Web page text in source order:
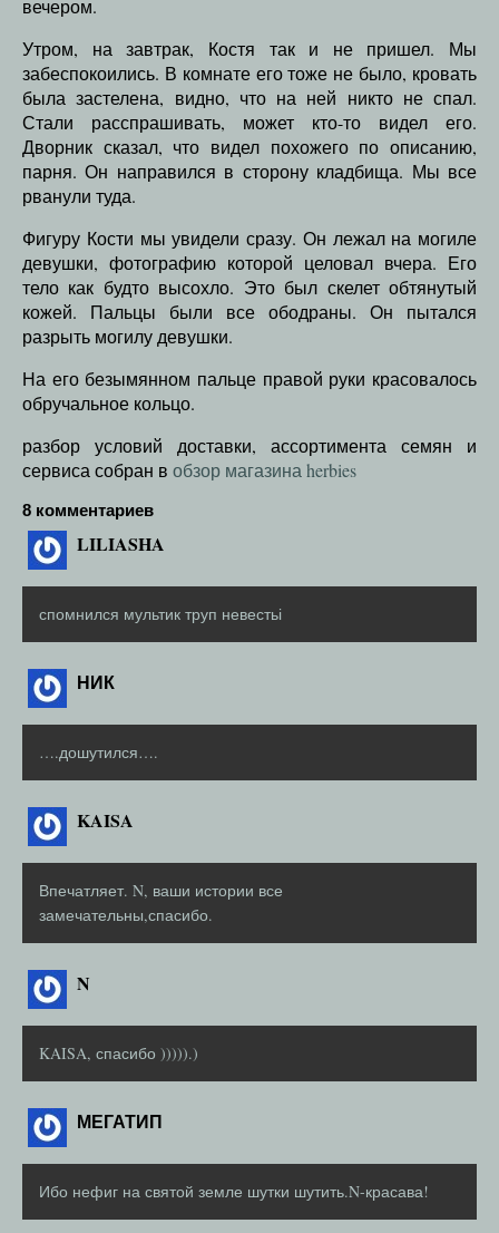
вечером.
Утром, на завтрак, Костя так и не пришел. Мы
забеспокоились. В комнате его тоже не было, кровать
была застелена, видно, что на ней никто не спал.
Стали расспрашивать, может кто-то видел его.
Дворник сказал, что видел похожего по описанию,
парня. Он направился в сторону кладбища. Мы все
рванули туда.
Фигуру Кости мы увидели сразу. Он лежал на могиле
девушки, фотографию которой целовал вчера. Его
тело как будто высохло. Это был скелет обтянутый
кожей. Пальцы были все ободраны. Он пытался
разрыть могилу девушки.
На его безымянном пальце правой руки красовалось
обручальное кольцо.
разбор условий доставки, ассортимента семян и
сервиса собран в обзор магазина herbies
8 комментариев
LILIASHA
спомнился мультик труп невестьі
НИК
….дошутился….
KAISA
Впечатляет. N, ваши истории все
замечательны,спасибо.
N
KAISA, спасибо ))))).)
МЕГАТИП
Ибо нефиг на святой земле шутки шутить.N-красава!